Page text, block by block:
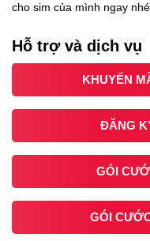
cho sim của mình ngay
Hỗ trợ và dịch vụ
KHUYẾN
ĐĂNG
GÓI
GÓI